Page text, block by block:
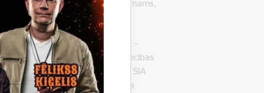
nams, Kalnienas kultūras nams,
“Saulstari”.
jāšanas sports, Z/s Sūnekļi –
pārtikas, rūpniecības
– gaļas lopkopība, mežistrāde, SIA
Viesturi – pārtikas, rūpniecības